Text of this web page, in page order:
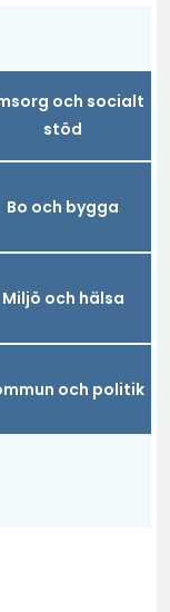
och socialt
stöd
Bo och bygga
Miljö och hälsa
och politik